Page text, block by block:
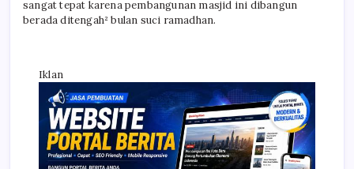
sangat tepat karena pembangunan masjid ini dibangun
berada ditengah² bulan suci ramadhan.
Iklan